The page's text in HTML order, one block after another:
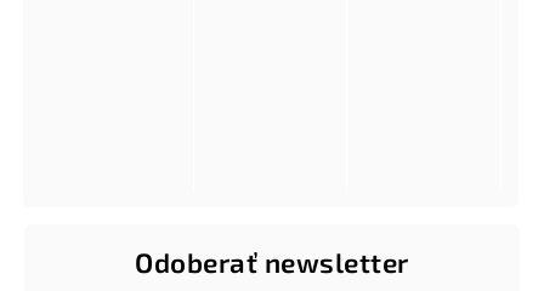
Odoberať newsletter